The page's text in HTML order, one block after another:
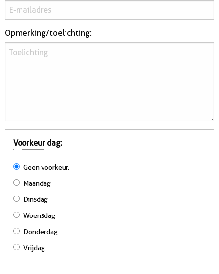
Opmerking/toelichting:
Voorkeur dag:
Geen voorkeur.
Maandag
Dinsdag
Woensdag
Donderdag
Vrijdag